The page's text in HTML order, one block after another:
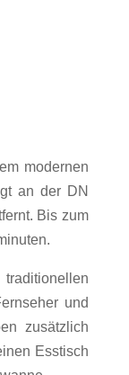
modernen
an der DN
Bis zum
und
zusätzlich
Esstisch